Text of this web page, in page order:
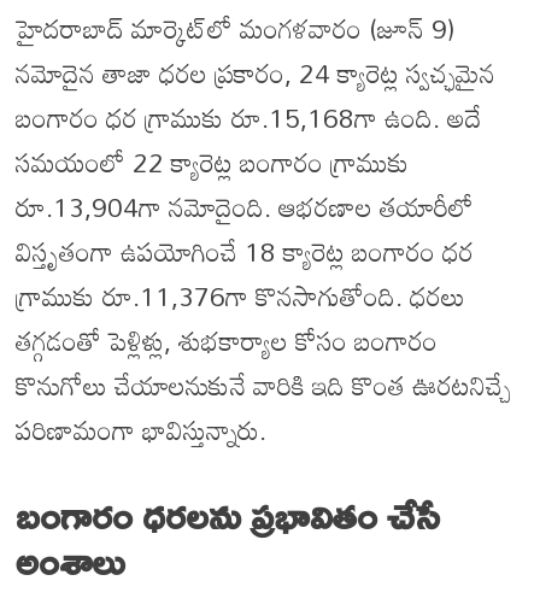
హైదరాబాద్ మార్కెట్‌లో మంగళవారం (జూన్ 9)
నమోదైన తాజా ధరల ప్రకారం, 24 క్యారెట్ల స్వచ్ఛమైన
బంగారం ధర గ్రాముకు రూ.15,168గా ఉంది. అదే
సమయంలో 22 క్యారెట్ల బంగారం గ్రాముకు
రూ.13,904గా నమోదైంది. ఆభరణాల తయారీలో
విస్తృతంగా ఉపయోగించే 18 క్యారెట్ల బంగారం ధర
గ్రాముకు రూ.11,376గా కొనసాగుతోంది. ధరలు
తగ్గడంతో పెళ్లిళ్లు, శుభకార్యాల కోసం బంగారం
కొనుగోలు చేయాలనుకునే వారికి ఇది కొంత ఊరటనిచ్చే
పరిణామంగా భావిస్తున్నారు.
బంగారం ధరలను ప్రభావితం చేసే
అంశాలు